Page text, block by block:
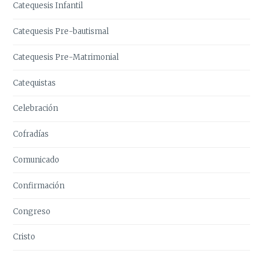
Catequesis Infantil
Catequesis Pre-bautismal
Catequesis Pre-Matrimonial
Catequistas
Celebración
Cofradías
Comunicado
Confirmación
Congreso
Cristo